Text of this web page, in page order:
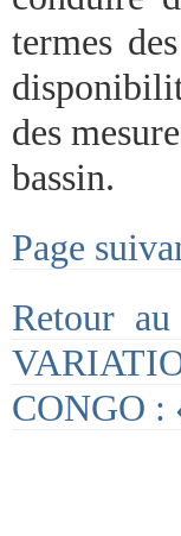
termes
des
bassin.
Page
Retour
CONGO :